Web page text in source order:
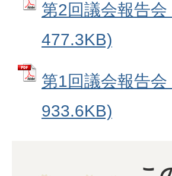
第2回議会報告
477.3KB)
第1回議会報告
933.6KB)